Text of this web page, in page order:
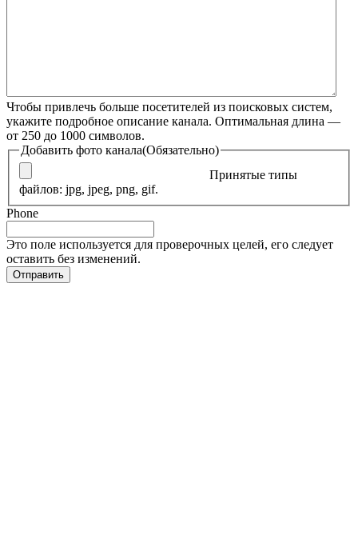
Чтобы привлечь больше посетителей из поисковых систем,
укажите подробное описание канала. Оптимальная длина —
от 250 до 1000 символов.
Добавить фото канала(Обязательно)
Принятые типы
файлов: jpg, jpeg, png, gif.
Phone
Это поле используется для проверочных целей, его следует
оставить без изменений.